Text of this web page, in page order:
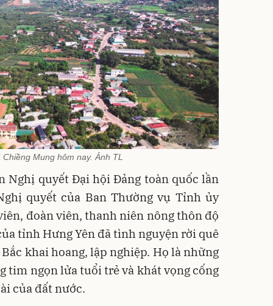
Mung hôm nay. Ảnh TL
Nghị quyết Đại hội Đảng toàn quốc lần
quyết của Ban Thường vụ Tỉnh ủy
đoàn viên, thanh niên nông thôn độ
tỉnh Hưng Yên đã tình nguyện rời quê
khai hoang, lập nghiệp. Họ là những
tim ngọn lửa tuổi trẻ và khát vọng cống
của đất nước.